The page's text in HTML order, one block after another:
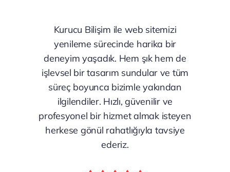
Kurucu Bilişim ile web sitemizi
yenileme sürecinde harika bir
deneyim yaşadık. Hem şık hem de
işlevsel bir tasarım sundular ve tüm
süreç boyunca bizimle yakından
ilgilendiler. Hızlı, güvenilir ve
profesyonel bir hizmet almak isteyen
herkese gönül rahatlığıyla tavsiye
ederiz.